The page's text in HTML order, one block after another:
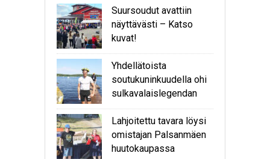
Suursoudut avattiin
näyttävästi – Katso
kuvat!
Yhdellätoista
soutukuninkuudella ohi
sulkavalaislegendan
Lahjoitettu tavara löysi
omistajan Palsanmäen
huutokaupassa